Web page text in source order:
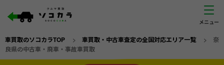
車買取のソコカラTOP > 車買取・中古車査定の全国対応エリア一覧> 奈
良県の中古車・廃車・事故車買取